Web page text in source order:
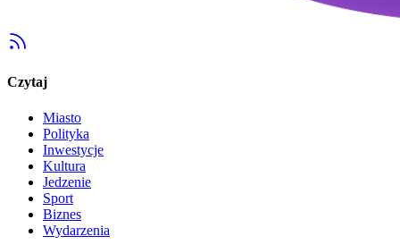
Czytaj
Miasto
Polityka
Inwestycje
Kultura
Jedzenie
Sport
Biznes
Wydarzenia